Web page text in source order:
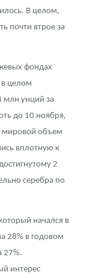
В целом,
почти втрое за
фондах
целом
млн унций за
до 10 ноября,
мировой объем
вплотную к
2
серебра по
начался в
28% в годовом
27%.
интерес